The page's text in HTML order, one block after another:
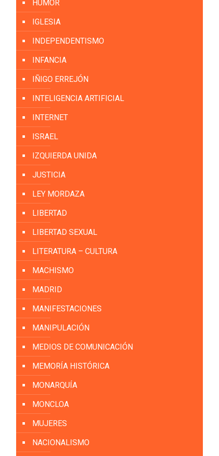
HUMOR
IGLESIA
INDEPENDENTISMO
INFANCIA
IÑIGO ERREJÓN
INTELIGENCIA ARTIFICIAL
INTERNET
ISRAEL
IZQUIERDA UNIDA
JUSTICIA
LEY MORDAZA
LIBERTAD
LIBERTAD SEXUAL
LITERATURA – CULTURA
MACHISMO
MADRID
MANIFESTACIONES
MANIPULACIÓN
MEDIOS DE COMUNICACIÓN
MEMORÍA HISTÓRICA
MONARQUÍA
MONCLOA
MUJERES
NACIONALISMO